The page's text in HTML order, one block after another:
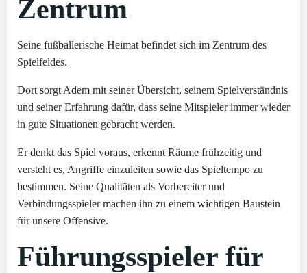
Zentrum
Seine fußballerische Heimat befindet sich im Zentrum des
Spielfeldes.
Dort sorgt Adem mit seiner Übersicht, seinem Spielverständnis
und seiner Erfahrung dafür, dass seine Mitspieler immer wieder
in gute Situationen gebracht werden.
Er denkt das Spiel voraus, erkennt Räume frühzeitig und
versteht es, Angriffe einzuleiten sowie das Spieltempo zu
bestimmen. Seine Qualitäten als Vorbereiter und
Verbindungsspieler machen ihn zu einem wichtigen Baustein
für unsere Offensive.
Führungsspieler für